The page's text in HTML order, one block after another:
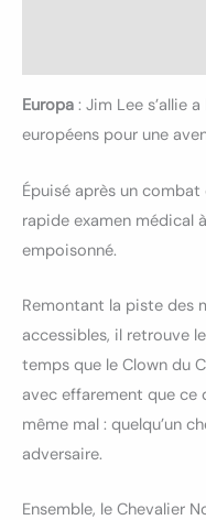
Europa : Jim Lee s’allie
européens pour une
Épuisé après un
rapide examen médical
empoisonné.
Remontant la piste des
accessibles, il retrouve
temps que le Clown du
avec effarement que
même mal : quelqu’un
adversaire.
Ensemble, le Chevalier